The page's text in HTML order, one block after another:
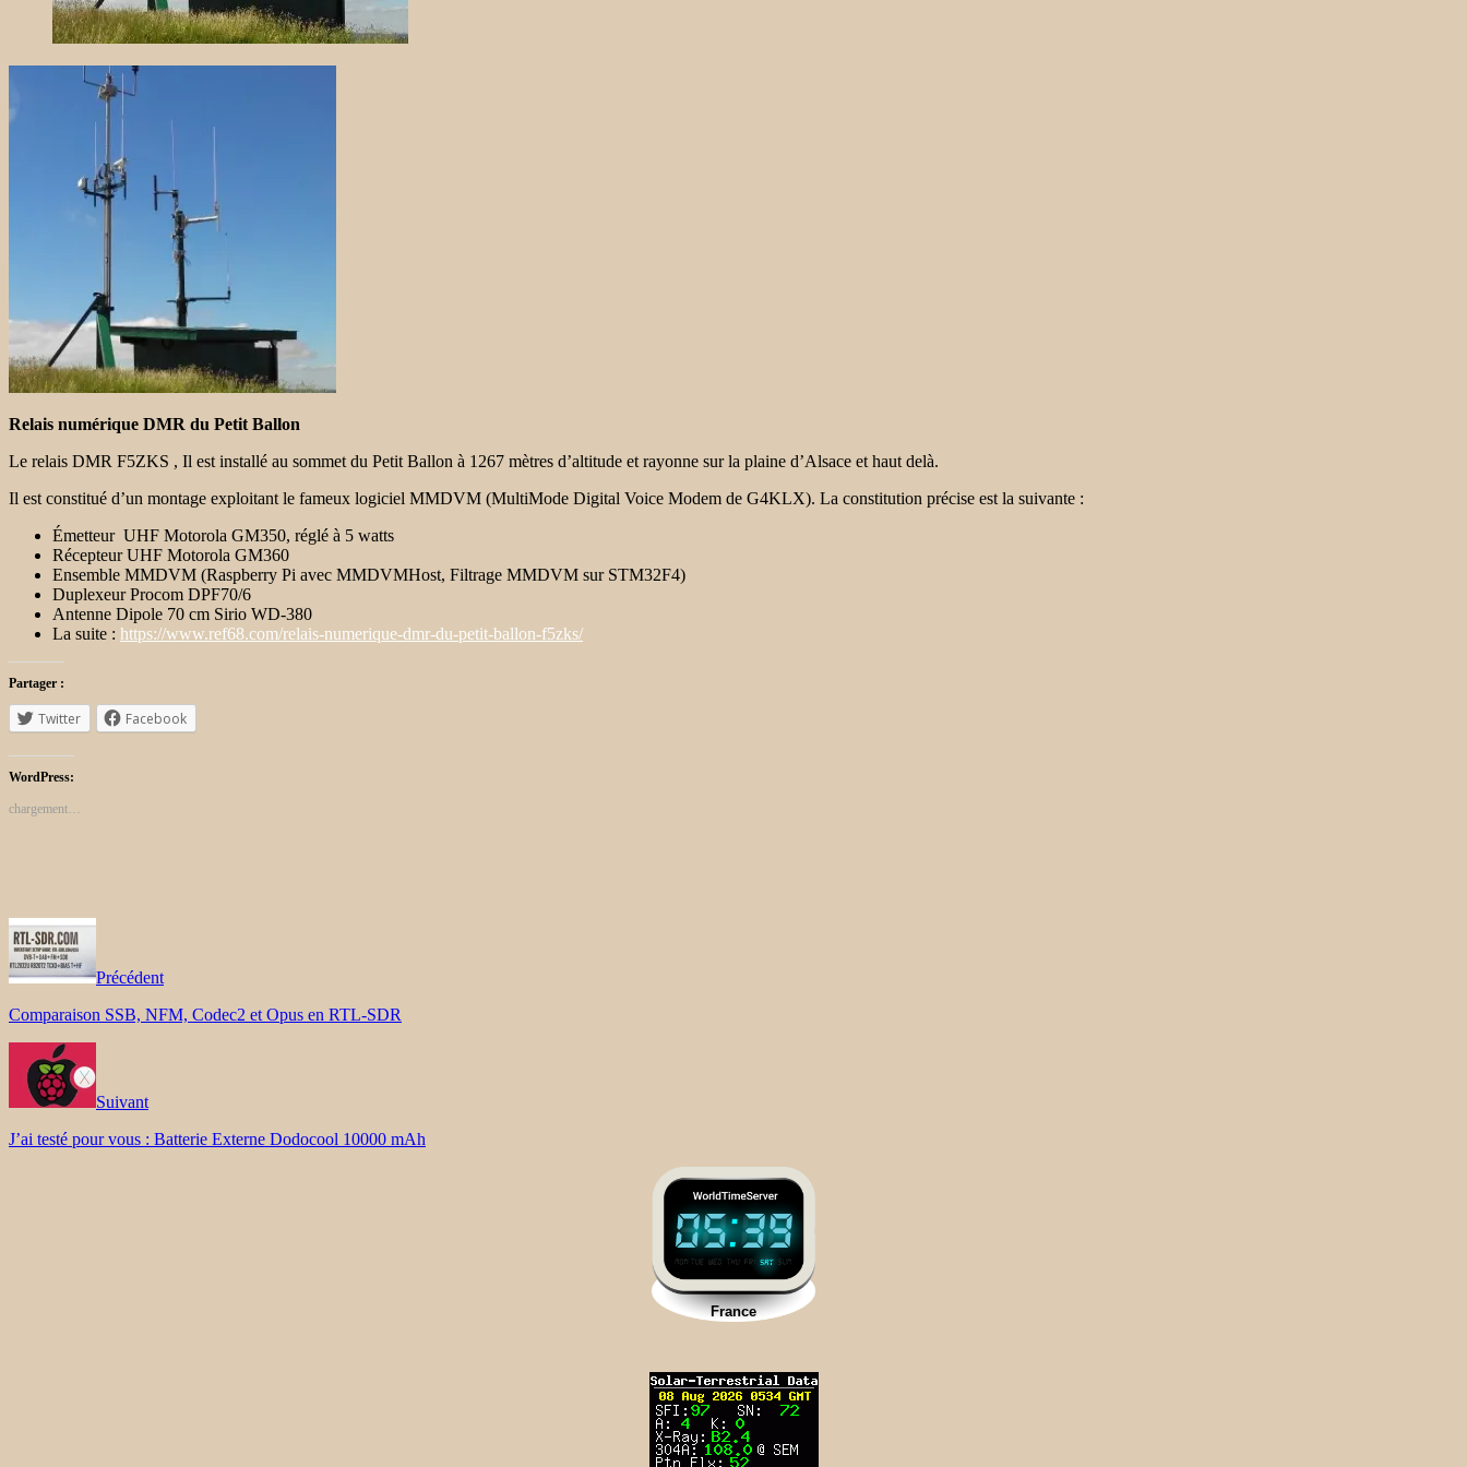
Relais numérique DMR du Petit Ballon
Le relais DMR F5ZKS , Il est installé au sommet du Petit Ballon à 1267 mètres d’altitude et rayonne sur la plaine d’Alsace et haut delà.
Il est constitué d’un montage exploitant le fameux logiciel MMDVM (MultiMode Digital Voice Modem de G4KLX). La constitution précise est la suivante :
Émetteur UHF Motorola GM350, réglé à 5 watts
Récepteur UHF Motorola GM360
Ensemble MMDVM (Raspberry Pi avec MMDVMHost, Filtrage MMDVM sur STM32F4)
Duplexeur Procom DPF70/6
Antenne Dipole 70 cm Sirio WD-380
La suite : https://www.ref68.com/relais-numerique-dmr-du-petit-ballon-f5zks/
Partager :
Twitter Facebook
WordPress:
chargement…
Précédent
Comparaison SSB, NFM, Codec2 et Opus en RTL-SDR
Suivant
J’ai testé pour vous : Batterie Externe Dodocool 10000 mAh